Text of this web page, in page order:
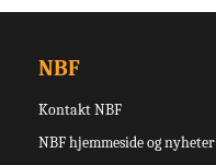
NBF
Kontakt NBF
NBF hjemmeside og nyheter